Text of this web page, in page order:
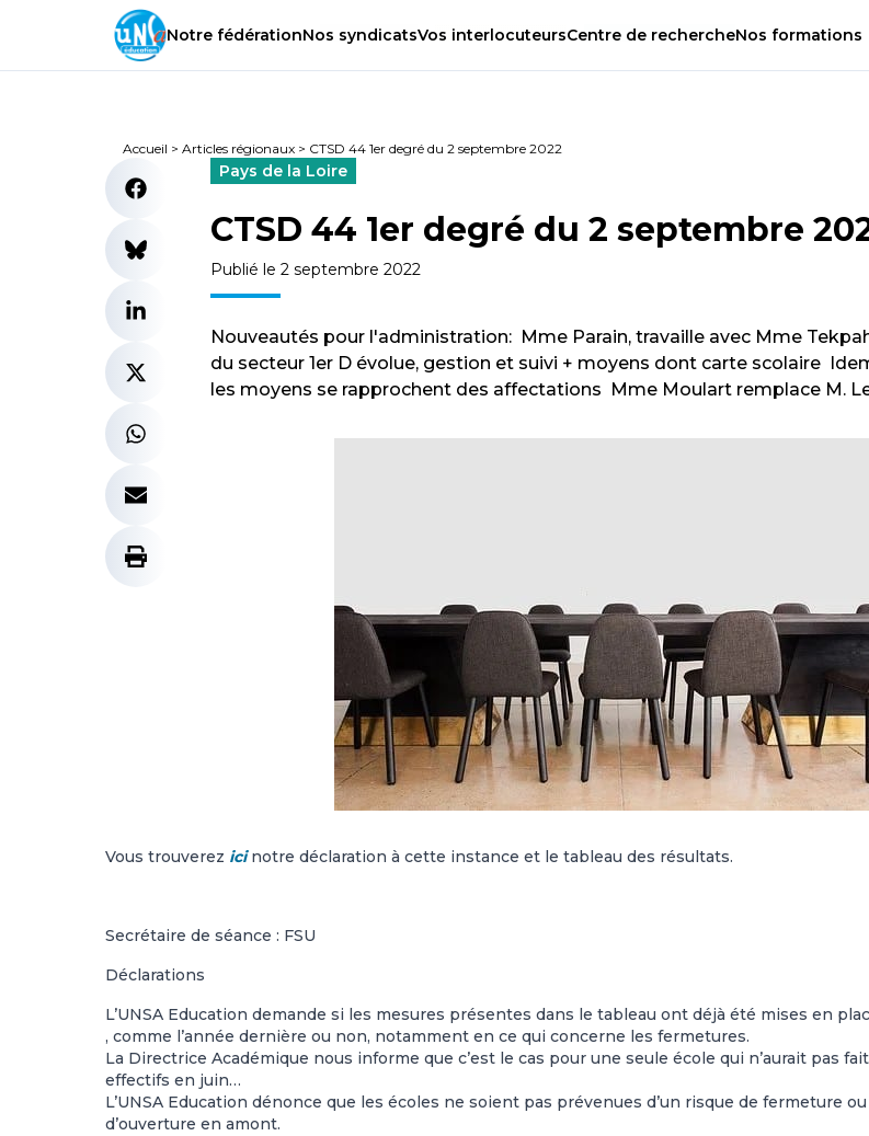
Notre fédérationNos syndicatsVos interlocuteursCentre de rechercheNos formations
Accueil > Articles régionaux > CTSD 44 1er degré du 2 septembre 2022
Pays de la Loire
CTSD 44 1er degré du 2 septembre
Publié le 2 septembre 2022
Nouveautés pour l'administration: Mme Parain, travaille avec Mme
du secteur 1er D évolue, gestion et suivi + moyens dont carte scolaire
les moyens se rapprochent des affectations Mme Moulart remplace M.
Vous trouverez icinotre déclaration à cette instance et le tableau des résultats.
Secrétaire de séance : FSU
Déclarations
L’UNSA Education demande si les mesures présentes dans le tableau ont déjà été mises en
, comme l’année dernière ou non, notamment en ce qui concerne les fermetures.
La Directrice Académique nous informe que c’est le cas pour une seule école qui n’aurait pas
effectifs en juin…
L’UNSA Education dénonce que les écoles ne soient pas prévenues d’un risque de fermeture
d’ouverture en amont.